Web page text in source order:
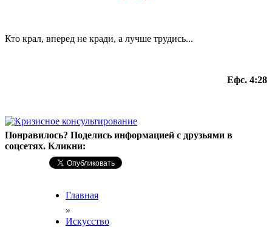
Кто крал, вперед не кради, а лучше трудись...
Ефс. 4:28
Понравилось? Поделись информацией с друзьями в
соцсетях. Кликни:
Главная
»
Искусство